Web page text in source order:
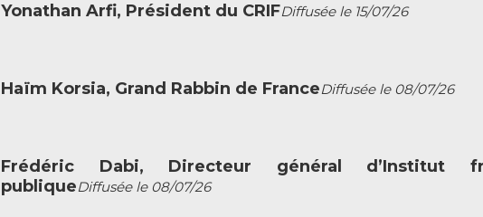
Yonathan Arfi, Président du CRIFDiffusée le 15/07/26
Haïm Korsia, Grand Rabbin de FranceDiffusée le 08/07/26
Frédéric Dabi, Directeur général d’Institut
publiqueDiffusée le 08/07/26